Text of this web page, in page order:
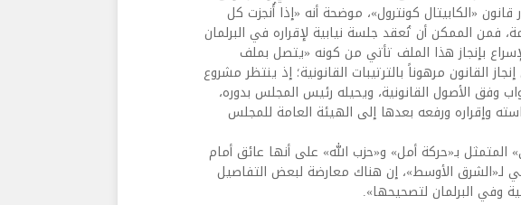
«الكابيتال كونترول»، موضحة أنه «إذا أُنجزت كل
فمن الممكن أن تُعقد جلسة نيابية لإقراره في البرلمان
بإنجاز هذا الملف تأتي من كونه «يتصل بملف
القانون مرهوناً بالترتيبات القانونية؛ إذ ينتظر مشروع
وفق الأصول القانونية، ويحيله رئيس المجلس بدوره،
وإقراره ورفعه بعدها إلى الهيئة العامة للمجلس
المتمثل بـ«حركة أمل» و«حزب الله» على أنها عائق أمام
لـ«الشرق الأوسط»، إن هناك معارضة لبعض التفاصيل
وفي البرلمان لتصحيحها».